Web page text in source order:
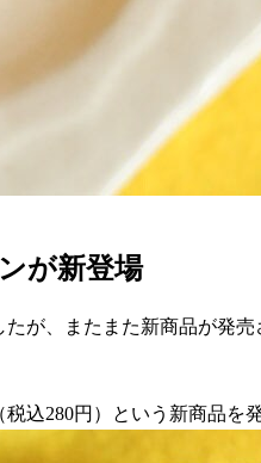
が新登場
が、またまた新商品が
込280円）という新商品を発